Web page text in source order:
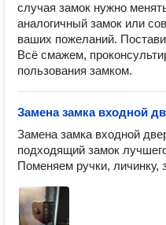
случая замок нужно
аналогичный замок или
ваших пожеланий.
Всё смажем,
пользования замком.
Замена замка входной
Замена замка входной
подходящий замок
Поменяем ручки, личинку,